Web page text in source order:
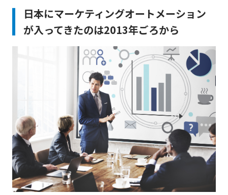
日本にマーケティングオートメーション
が入ってきたのは2013年ごろから